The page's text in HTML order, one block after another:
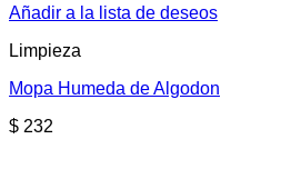
Añadir a la lista de deseos
Limpieza
Mopa Humeda de Algodon
$ 232